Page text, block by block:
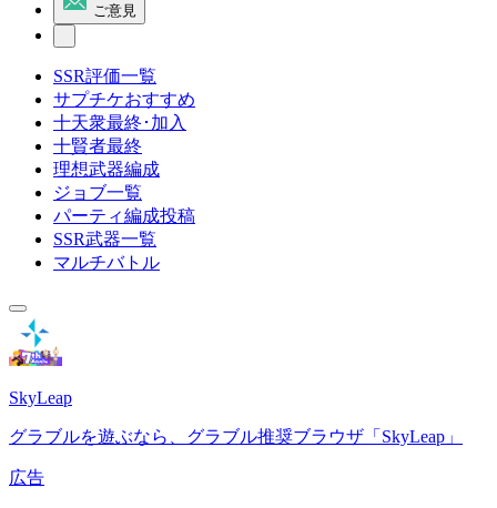
ご意見
SSR評価一覧
サプチケおすすめ
十天衆最終･加入
十賢者最終
理想武器編成
ジョブ一覧
パーティ編成投稿
SSR武器一覧
マルチバトル
SkyLeap
グラブルを遊ぶなら、グラブル推奨ブラウザ「SkyLeap」
広告